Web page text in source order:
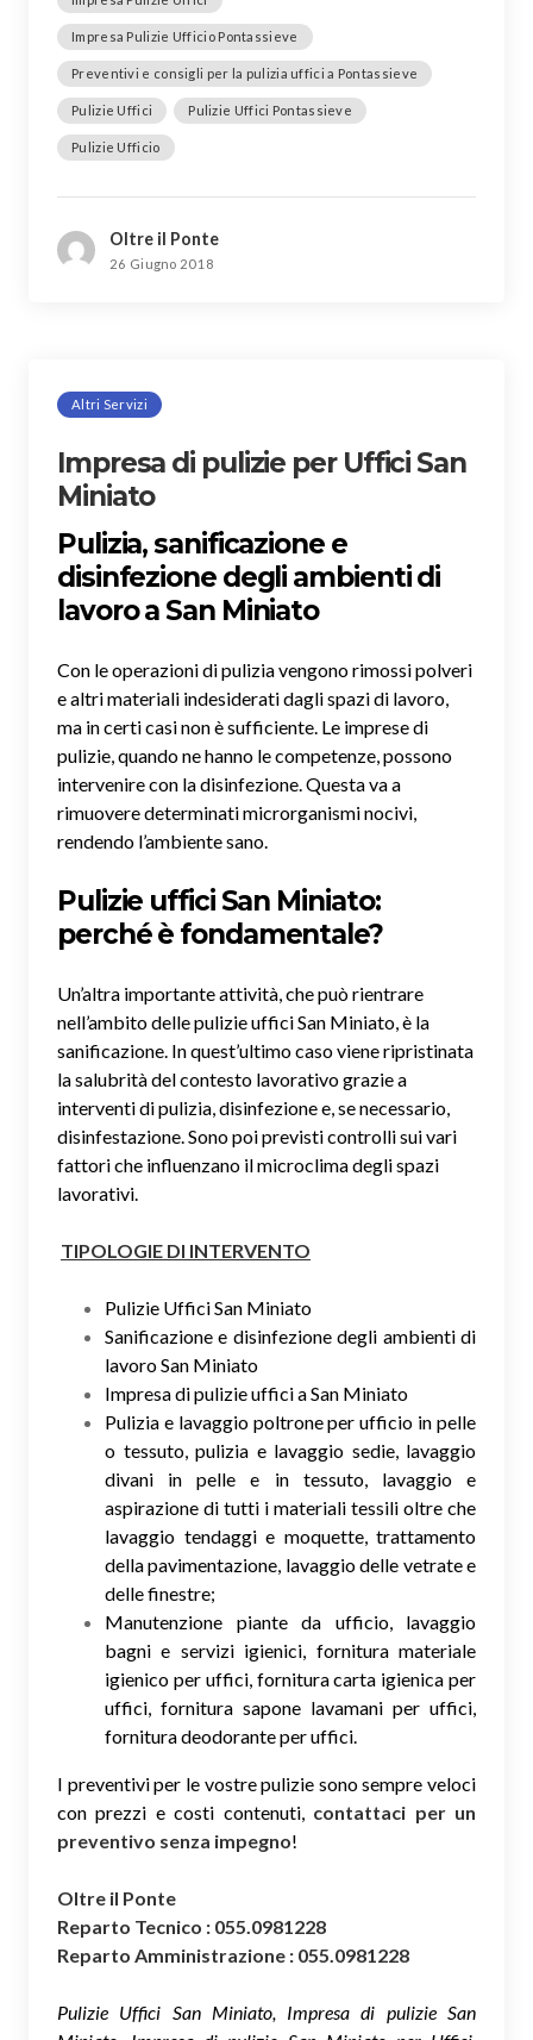
Impresa Pulizie Ufficio Pontassieve
Preventivi e consigli per la pulizia uffici a Pontassieve
Pulizie Uffici Pulizie Uffici Pontassieve
Pulizie Ufficio
Oltre il Ponte
26 Giugno 2018
Altri Servizi
Impresa di pulizie per Uffici San
Miniato
Pulizia, sanificazione e
disinfezione degli ambienti di
lavoro a San Miniato
Con le operazioni di pulizia vengono rimossi polveri
e altri materiali indesiderati dagli spazi di lavoro,
ma in certi casi non è sufficiente. Le imprese di
pulizie, quando ne hanno le competenze, possono
intervenire con la disinfezione. Questa va a
rimuovere determinati microrganismi nocivi,
rendendo l’ambiente sano.
Pulizie uffici San Miniato:
perché è fondamentale?
Un’altra importante attività, che può rientrare
nell’ambito delle pulizie uffici San Miniato, è la
sanificazione. In quest’ultimo caso viene ripristinata
la salubrità del contesto lavorativo grazie a
interventi di pulizia, disinfezione e, se necessario,
disinfestazione. Sono poi previsti controlli sui vari
fattori che influenzano il microclima degli spazi
lavorativi.
TIPOLOGIE DI INTERVENTO
Pulizie Uffici San Miniato
Sanificazione e disinfezione degli ambienti di
lavoro San Miniato
Impresa di pulizie uffici a San Miniato
Pulizia e lavaggio poltrone per ufficio in pelle
o tessuto, pulizia e lavaggio sedie, lavaggio
divani in pelle e in tessuto, lavaggio e
aspirazione di tutti i materiali tessili oltre che
lavaggio tendaggi e moquette, trattamento
della pavimentazione, lavaggio delle vetrate e
delle finestre;
Manutenzione piante da ufficio, lavaggio
bagni e servizi igienici, fornitura materiale
igienico per uffici, fornitura carta igienica per
uffici, fornitura sapone lavamani per uffici,
fornitura deodorante per uffici.
I preventivi per le vostre pulizie sono sempre veloci
con prezzi e costi contenuti, contattaci per un
preventivo senza impegno!
Oltre il Ponte
Reparto Tecnico : 055.0981228
Reparto Amministrazione : 055.0981228
Pulizie Uffici San Miniato, Impresa di pulizie San